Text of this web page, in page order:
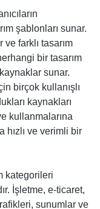
şablonları sunar.
farklı tasarım
bir tasarım
sunar.
birçok kullanışlı
kaynakları
kullanmalarına
hızlı ve verimli bir
kategorileri
İşletme, e-ticaret,
sunumlar ve